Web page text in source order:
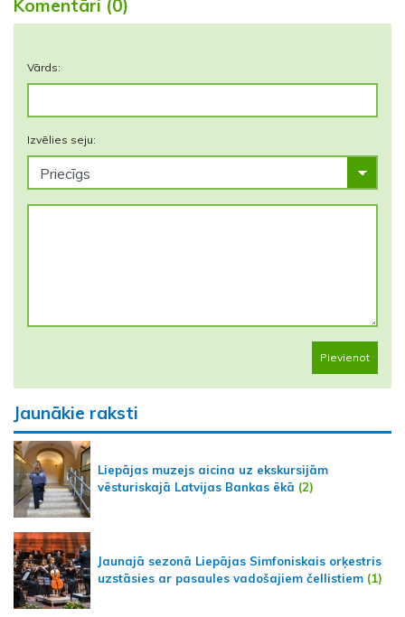
Komentāri (0)
Vārds:
Izvēlies seju:
Pievienot
Jaunākie raksti
Liepājas muzejs aicina uz ekskursijām
vēsturiskajā Latvijas Bankas ēkā (2)
Jaunajā sezonā Liepājas Simfoniskais orķestris
uzstāsies ar pasaules vadošajiem čellistiem (1)